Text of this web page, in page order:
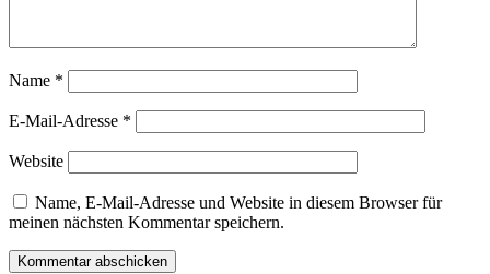
Name *
E-Mail-Adresse *
Website
Name, E-Mail-Adresse und Website in diesem Browser für
meinen nächsten Kommentar speichern.